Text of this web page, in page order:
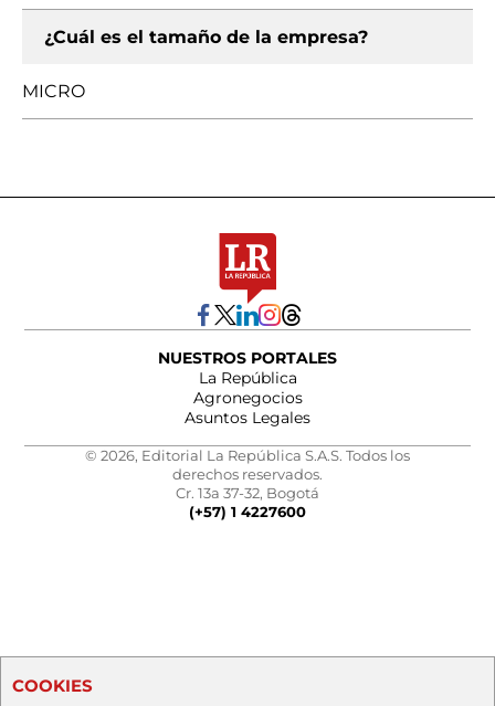
¿Cuál es el tamaño de la empresa?
MICRO
NUESTROS PORTALES
La República
Agronegocios
Asuntos Legales
© 2026, Editorial La República S.A.S. Todos los
derechos reservados.
Cr. 13a 37-32, Bogotá
(+57) 1 4227600
COOKIES